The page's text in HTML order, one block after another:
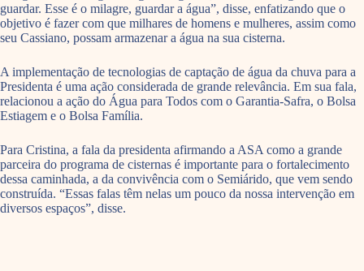
guardar. Esse é o milagre, guardar a água”, disse, enfatizando que o
objetivo é fazer com que milhares de homens e mulheres, assim como
seu Cassiano, possam armazenar a água na sua cisterna.
A implementação de tecnologias de captação de água da chuva para a
Presidenta é uma ação considerada de grande relevância. Em sua fala,
relacionou a ação do Água para Todos com o Garantia-Safra, o Bolsa
Estiagem e o Bolsa Família.
Para Cristina, a fala da presidenta afirmando a ASA como a grande
parceira do programa de cisternas é importante para o fortalecimento
dessa caminhada, a da convivência com o Semiárido, que vem sendo
construída. “Essas falas têm nelas um pouco da nossa intervenção em
diversos espaços”, disse.